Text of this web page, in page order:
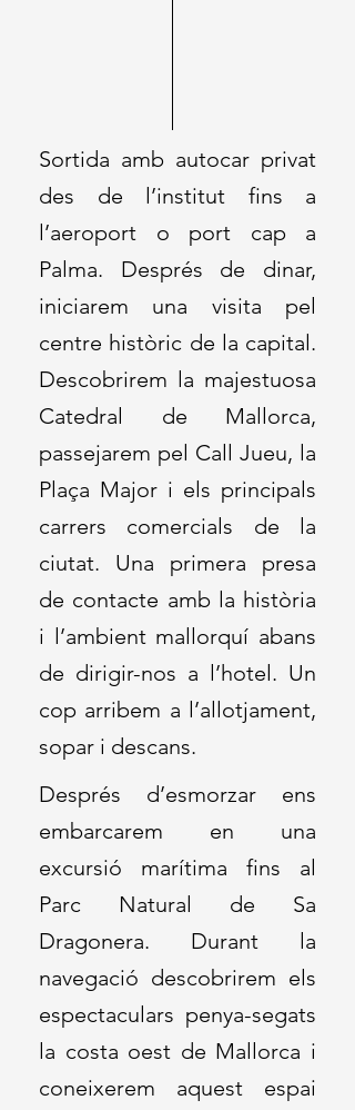
Sortida amb autocar privat
des de l’institut fins a
l’aeroport o port cap a
Palma. Després de dinar,
iniciarem una visita pel
centre històric de la capital.
Descobrirem la majestuosa
Catedral de Mallorca,
passejarem pel Call Jueu, la
Plaça Major i els principals
carrers comercials de la
ciutat. Una primera presa
de contacte amb la història
i l’ambient mallorquí abans
de dirigir-nos a l’hotel. Un
cop arribem a l’allotjament,
sopar i descans.
Després d’esmorzar ens
embarcarem en una
excursió marítima fins al
Parc Natural de Sa
Dragonera. Durant la
navegació descobrirem els
espectaculars penya-segats
la costa oest de Mallorca i
coneixerem aquest espai